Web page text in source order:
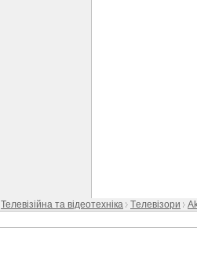
Телевізійна та відеотехніка Tелевізори